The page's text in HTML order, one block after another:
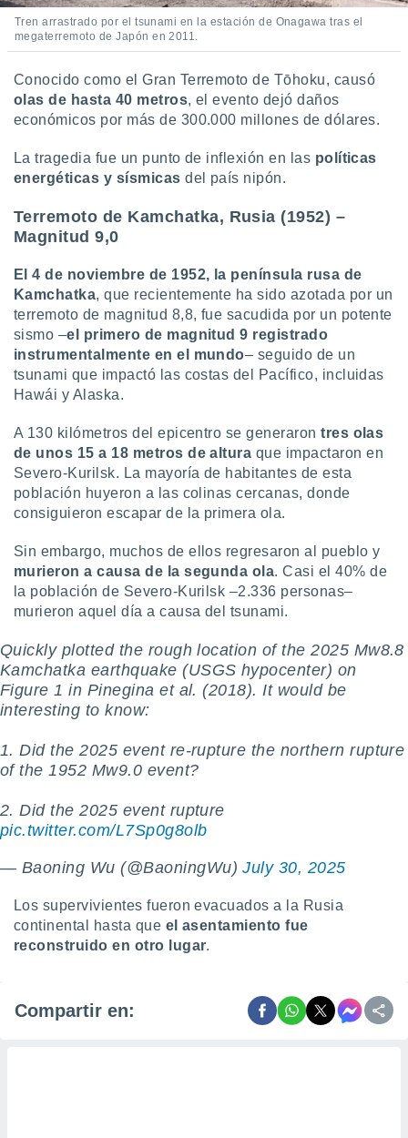
Tren arrastrado por el tsunami en la estación de Onagawa tras el
megaterremoto de Japón en 2011.
Conocido como el Gran Terremoto de Tōhoku, causó
olas de hasta 40 metros, el evento dejó daños
económicos por más de 300.000 millones de dólares.
La tragedia fue un punto de inflexión en las políticas
energéticas y sísmicas del país nipón.
Terremoto de Kamchatka, Rusia (1952) –
Magnitud 9,0
El 4 de noviembre de 1952, la península rusa de
Kamchatka, que recientemente ha sido azotada por un
terremoto de magnitud 8,8, fue sacudida por un potente
sismo –el primero de magnitud 9 registrado
instrumentalmente en el mundo– seguido de un
tsunami que impactó las costas del Pacífico, incluidas
Hawái y Alaska.
A 130 kilómetros del epicentro se generarontres olas
de unos 15 a 18 metros de altura que impactaron en
Severo-Kurilsk. La mayoría de habitantes de esta
población huyeron a las colinas cercanas, donde
consiguieron escapar de la primera ola.
Sin embargo, muchos de ellos regresaron al pueblo y
murieron a causa de la segunda ola. Casi el 40% de
la población de Severo-Kurilsk –2.336 personas–
murieron aquel día a causa del tsunami.
Quickly plotted the rough location of the 2025 Mw8.8
Kamchatka earthquake (USGS hypocenter) on
Figure 1 in Pinegina et al. (2018). It would be
interesting to know:
1. Did the 2025 event re-rupture the northern rupture
of the 1952 Mw9.0 event?
2. Did the 2025 event rupture
pic.twitter.com/L7Sp0g8olb
— Baoning Wu (@BaoningWu)July 30, 2025
Los supervivientes fueron evacuados a la Rusia
continental hasta que el asentamiento fue
reconstruido en otro lugar.
Compartir en: